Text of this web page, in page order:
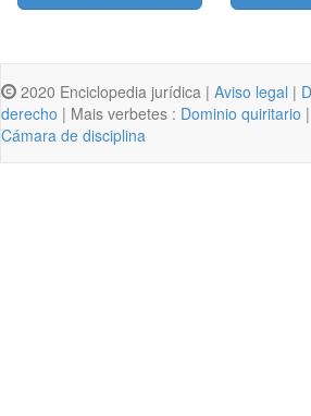
2020 Enciclopedia jurídica | Aviso legal |
derecho | Mais verbetes : Dominio quiritario |
Cámara de disciplina